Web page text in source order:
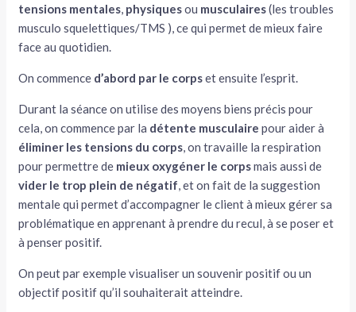
tensions mentales, physiquesou musculaires(les troubles
musculo squelettiques/TMS ), ce qui permet de mieux faire
face au quotidien.
On commence d’abord par le corpset ensuite l’esprit.
Durant la séance on utilise des moyens biens précis pour
cela, on commence par la détente musculaire pour aider à
éliminer les tensions du corps, on travaille la respiration
pour permettre de mieux oxygéner le corpsmais aussi de
vider le trop plein de négatif, et on fait de la suggestion
mentale qui permet d’accompagner le client à mieux gérer sa
problématique en apprenant à prendre du recul, à se poser et
à penser positif.
On peut par exemple visualiser un souvenir positif ou un
objectif positif qu’il souhaiterait atteindre.